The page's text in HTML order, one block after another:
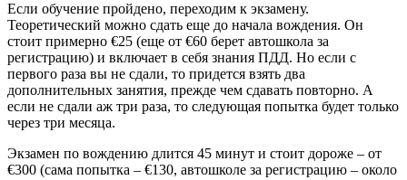
Если обучение пройдено, переходим к экзамену.
Теоретический можно сдать еще до начала вождения. Он
стоит примерно €25 (еще от €60 берет автошкола за
регистрацию) и включает в себя знания ПДД. Но если с
первого раза вы не сдали, то придется взять два
дополнительных занятия, прежде чем сдавать повторно. А
если не сдали аж три раза, то следующая попытка будет только
через три месяца.
Экзамен по вождению длится 45 минут и стоит дороже – от
€300 (сама попытка – €130, автошколе за регистрацию – около